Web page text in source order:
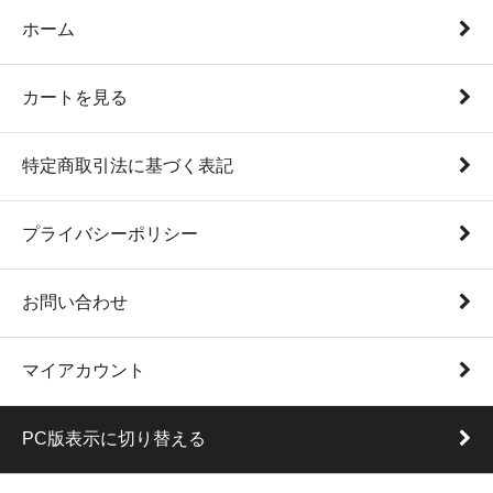
ホーム
カートを見る
特定商取引法に基づく表記
プライバシーポリシー
お問い合わせ
マイアカウント
PC版表示に切り替える